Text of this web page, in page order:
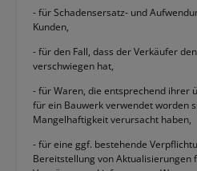
- für Schadensersatz- und
Kunden,
- für den Fall, dass der Verkäufer
verschwiegen hat,
- für Waren, die entsprechend ihrer
für ein Bauwerk verwendet worden
Mangelhaftigkeit verursacht haben,
- für eine ggf. bestehende
Bereitstellung von Aktualisierungen